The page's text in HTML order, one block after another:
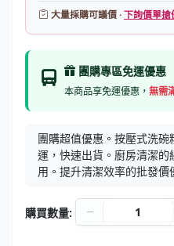
大量採購可議價 ·下詢價單搶
團購專區免運優惠
本商品享免運優惠， 無需
團購超值優惠。按壓式洗
運，快速出貨。廚房清潔
用。提升清潔效率的批發價
購買數量: